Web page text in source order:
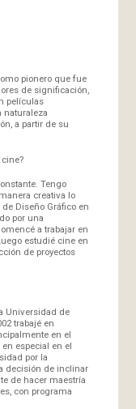
pionero que fue
de significación,
películas
naturaleza
a partir de su
Tengo
creativa lo
Diseño Gráfico en
por una
a trabajar en
estudié cine en
de proyectos
Universidad de
trabajé en
en el
especial en el
por la
decisión de inclinar
de hacer maestría
con programa